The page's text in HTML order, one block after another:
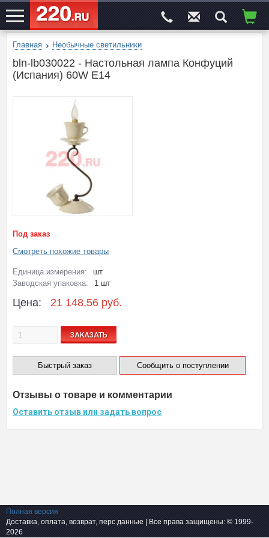
ЭЛЕКТРОСАЙТ№1
Главная Необычные светильники
bln-lb030022 - Настольная лампа Конфуций
(Испания) 60W E14
Под заказ
Смотреть похожие товары
Единица измерения:
шт
Заводская упаковка:
1 шт
Цена: 21 148,56 руб.
ЗАКАЗАТЬ
Быстрый заказ Сообщить о поступлении
Отзывы о товаре и комментарии
Оставить отзыв или задать вопрос
Полная версия
Доставка, оплата, возврат, перс.данные | Все права защищены: © 1999-
2026